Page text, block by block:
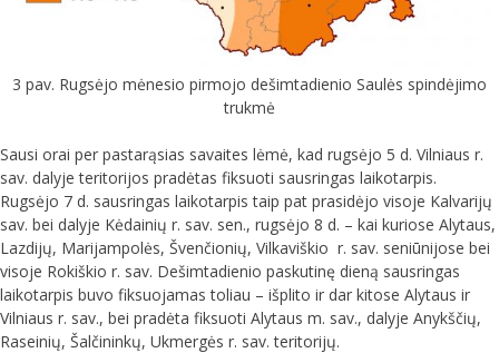
3 pav. Rugsėjo mėnesio pirmojo dešimtadienio Saulės spindėjimo
trukmė
Sausi orai per pastarąsias savaites lėmė, kad rugsėjo 5 d. Vilniaus r.
sav. dalyje teritorijos pradėtas fiksuoti sausringas laikotarpis.
Rugsėjo 7 d. sausringas laikotarpis taip pat prasidėjo visoje Kalvarijų
sav. bei dalyje Kėdainių r. sav. sen., rugsėjo 8 d. – kai kuriose Alytaus,
Lazdijų, Marijampolės, Švenčionių, Vilkaviškio r. sav. seniūnijose bei
visoje Rokiškio r. sav. Dešimtadienio paskutinę dieną sausringas
laikotarpis buvo fiksuojamas toliau – išplito ir dar kitose Alytaus ir
Vilniaus r. sav., bei pradėta fiksuoti Alytaus m. sav., dalyje Anykščių,
Raseinių, Šalčininkų, Ukmergės r. sav. teritorijų.